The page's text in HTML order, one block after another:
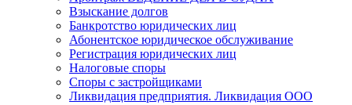
Взыскание долгов
Банкротство юридических лиц
Абонентское юридическое обслуживание
Регистрация юридических лиц
Налоговые споры
Споры с застройщиками
Ликвидация предприятия. Ликвидация ООО